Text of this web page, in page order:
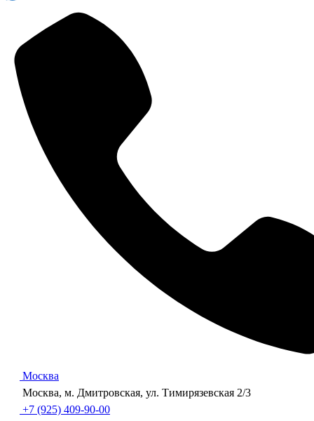
Москва
Москва, м. Дмитровская, ул. Тимирязевская 2/3
+7 (925) 409-90-00